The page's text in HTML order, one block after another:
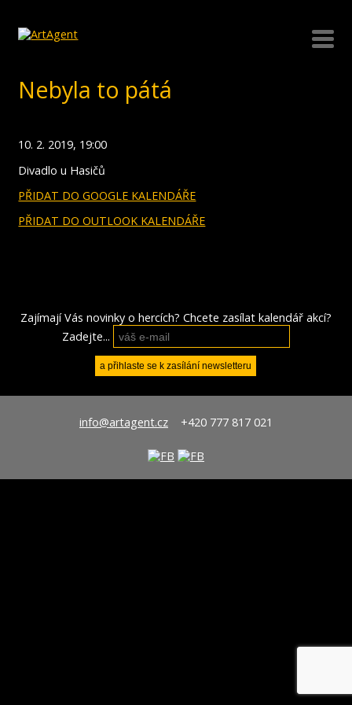
Nebyla to pátá
10. 2. 2019, 19:00
Divadlo u Hasičů
PŘIDAT DO GOOGLE KALENDÁŘE
PŘIDAT DO OUTLOOK KALENDÁŘE
Zajímají Vás novinky o hercích? Chcete zasílat kalendář akcí?
Zadejte...
info@artagent.cz+420 777 817 021